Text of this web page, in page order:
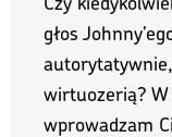
głos
wirtuozerią?
wprowadzam